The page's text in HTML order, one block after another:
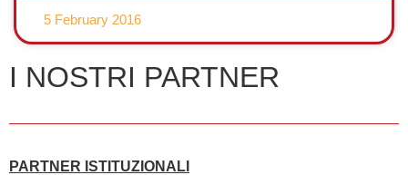
5 February 2016
I NOSTRI PARTNER
PARTNER ISTITUZIONALI